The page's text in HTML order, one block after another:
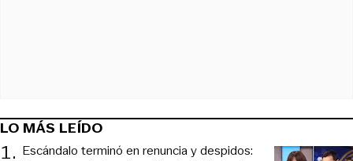
LO MÁS LEÍDO
1. Escándalo terminó en renuncia y despidos: